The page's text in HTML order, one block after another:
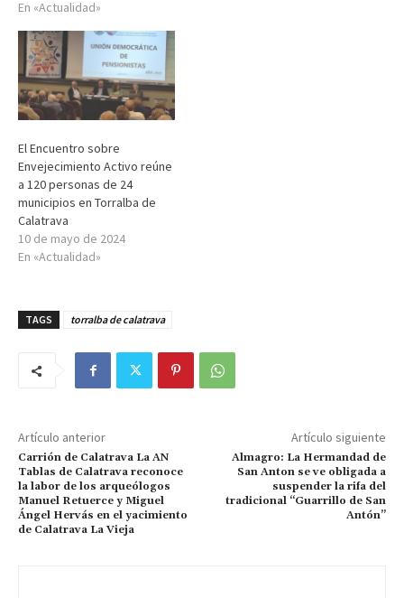
En «Actualidad»
El Encuentro sobre
Envejecimiento Activo reúne
a 120 personas de 24
municipios en Torralba de
Calatrava
10 de mayo de 2024
En «Actualidad»
TAGS torralba de calatrava
Artículo anterior
Carrión de Calatrava La AN
Tablas de Calatrava reconoce
la labor de los arqueólogos
Manuel Retuerce y Miguel
Ángel Hervás en el yacimiento
de Calatrava La Vieja
Artículo siguiente
Almagro: La Hermandad de
San Anton se ve obligada a
suspender la rifa del
tradicional “Guarrillo de San
Antón”